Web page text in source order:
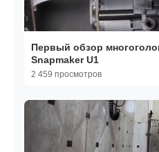
Первый обзор
Snapmaker U1
2 459 просмотров